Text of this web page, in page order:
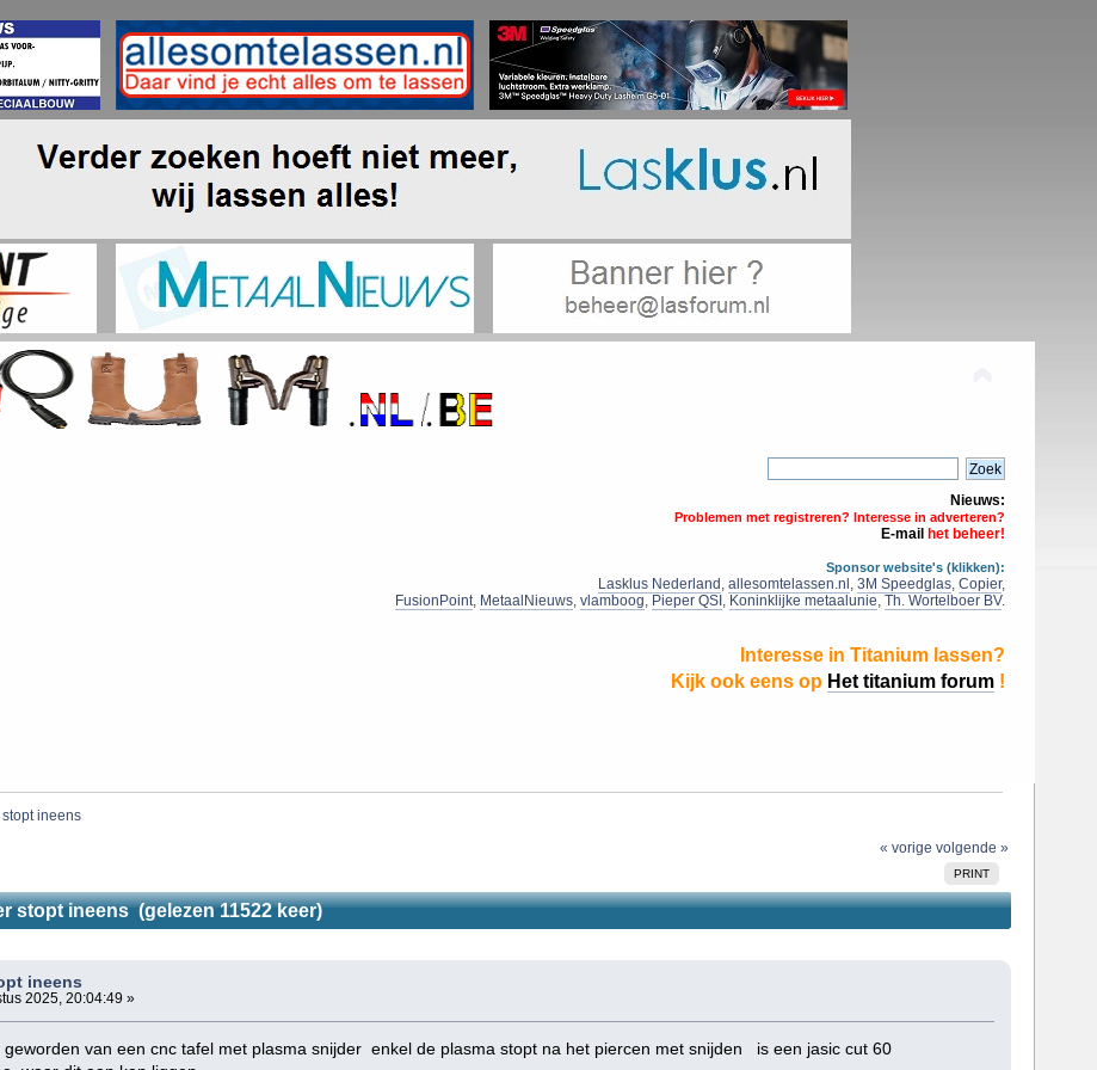
Nieuws:
Problemen met registreren? Interesse in adverteren?
E-mail het beheer!
Sponsor website's (klikken):
Lasklus Nederland , allesomtelassen.nl , 3M Speedglas, Copier,
FusionPoint, MetaalNieuws, vlamboog, Pieper QSI , Koninklijke metaalunie, Th. Wortelboer BV.
Interesse in Titanium lassen?
Kijk ook eens op Het titanium forum !
ineens
« vorige volgende »
PRINT
stopt ineens (gelezen 11522 keer)
ineens
2025, 20:04:49 »
geworden van een cnc tafel met plasma snijder enkel de plasma stopt na het piercen met snijden is een jasic cut 60